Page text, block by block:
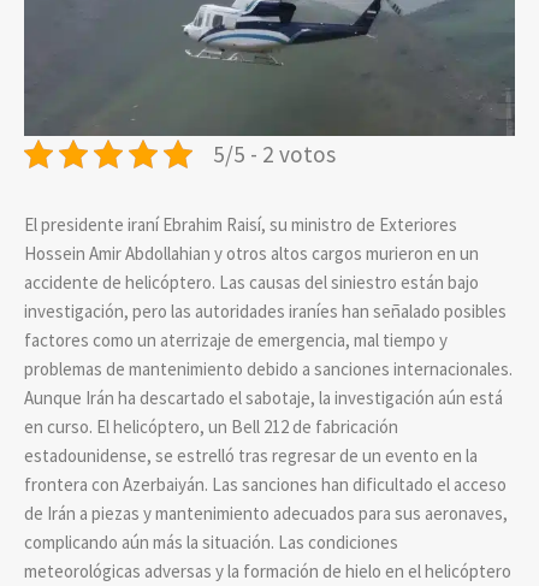
5/5 - 2 votos
El presidente iraní Ebrahim Raisí, su ministro de Exteriores
Hossein Amir Abdollahian y otros altos cargos murieron en un
accidente de helicóptero. Las causas del siniestro están bajo
investigación, pero las autoridades iraníes han señalado posibles
factores como un aterrizaje de emergencia, mal tiempo y
problemas de mantenimiento debido a sanciones internacionales.
Aunque Irán ha descartado el sabotaje, la investigación aún está
en curso. El helicóptero, un Bell 212 de fabricación
estadounidense, se estrelló tras regresar de un evento en la
frontera con Azerbaiyán. Las sanciones han dificultado el acceso
de Irán a piezas y mantenimiento adecuados para sus aeronaves,
complicando aún más la situación. Las condiciones
meteorológicas adversas y la formación de hielo en el helicóptero